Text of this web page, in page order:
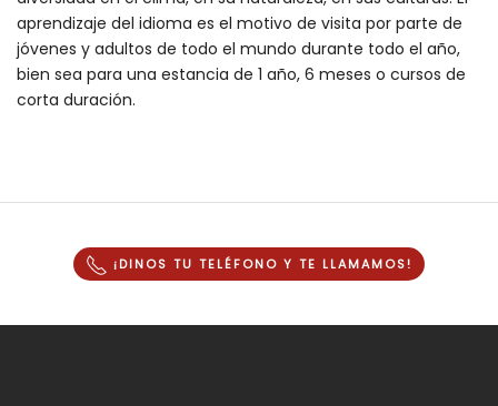
aprendizaje del idioma es el motivo de visita por parte de
jóvenes y adultos de todo el mundo durante todo el año,
bien sea para una estancia de 1 año, 6 meses o cursos de
corta duración.
¡DINOS TU TELÉFONO Y TE LLAMAMOS!